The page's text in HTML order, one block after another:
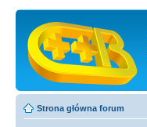
Strona główna forum